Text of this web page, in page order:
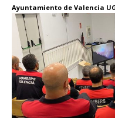
Ayuntamiento de Valencia